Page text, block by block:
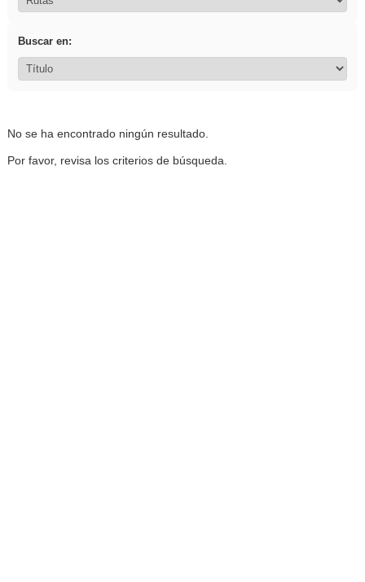
Buscar en:
No se ha encontrado ningún resultado.
Por favor, revisa los criterios de búsqueda.